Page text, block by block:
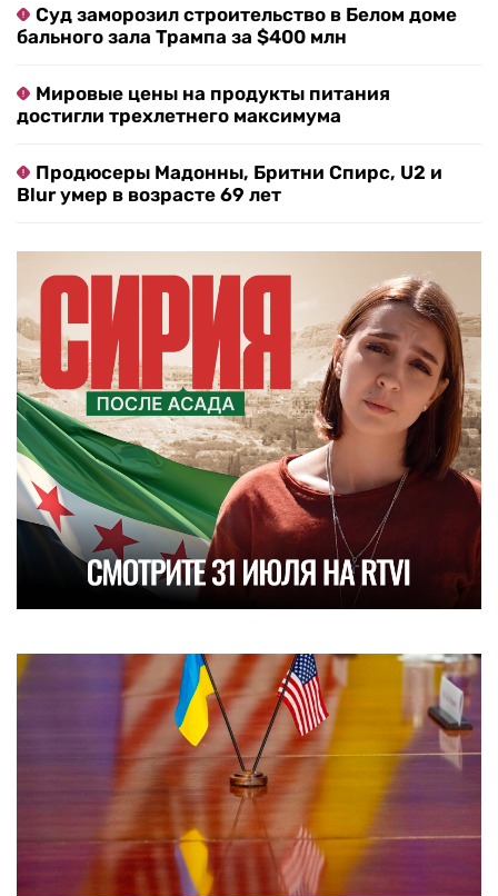
Суд заморозил строительство в Белом доме
бального зала Трампа за $400 млн
Мировые цены на продукты питания
достигли трехлетнего максимума
Продюсеры Мадонны, Бритни Спирс, U2 и
Blur умер в возрасте 69 лет